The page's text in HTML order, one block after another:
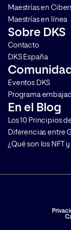
Maestrías en
Maestrías en línea
Sobre DKS
Contacto
DKS España
Comunidad
Eventos DKS
Programa
En el Blog
Los 10 Principios
Diferencias entre
¿Qué son los NFT